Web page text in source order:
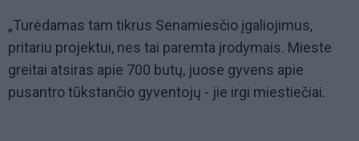
„Turėdamas tam tikrus Senamiesčio įgaliojimus,
pritariu projektui, nes tai paremta įrodymais. Mieste
greitai atsiras apie 700 butų, juose gyvens apie
pusantro tūkstančio gyventojų - jie irgi miestiečiai.